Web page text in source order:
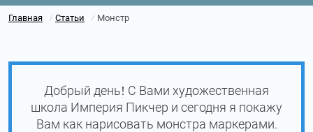
Главная / Статьи / Монстр
Добрый день! С Вами художественная
школа Империя Пикчер и сегодня я покажу
Вам как нарисовать монстра маркерами.